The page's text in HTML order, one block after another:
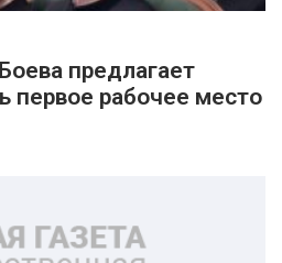
предлагает
первое рабочее место